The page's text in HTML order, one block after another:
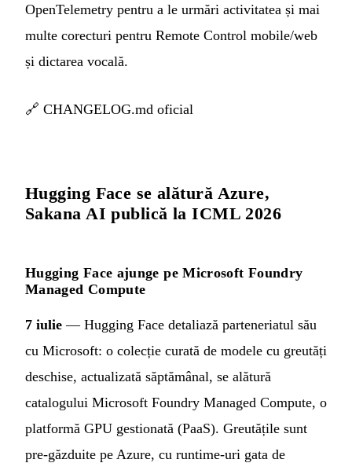
OpenTelemetry pentru a le urmări activitatea și mai
multe corecturi pentru Remote Control mobile/web
și dictarea vocală.
🔗 CHANGELOG.md oficial
Hugging Face se alătură Azure,
Sakana AI publică la ICML 2026
Hugging Face ajunge pe Microsoft Foundry
Managed Compute
7 iulie — Hugging Face detaliază parteneriatul său
cu Microsoft: o colecție curată de modele cu greutăți
deschise, actualizată săptămânal, se alătură
catalogului Microsoft Foundry Managed Compute, o
platformă GPU gestionată (PaaS). Greutățile sunt
pre-găzduite pe Azure, cu runtime-uri gata de